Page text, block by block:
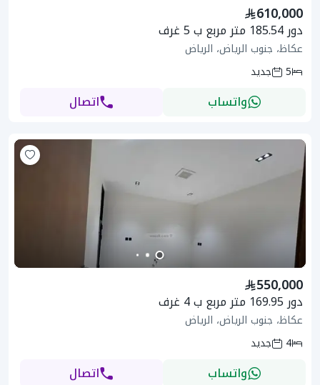
610,000
دور 185.54 متر مربع ب 5 غرف
عكاظ، جنوب الرياض، الرياض
5
جديد
واتساب اتصال
550,000
دور 169.95 متر مربع ب 4 غرف
عكاظ، جنوب الرياض، الرياض
4
جديد
واتساب اتصال